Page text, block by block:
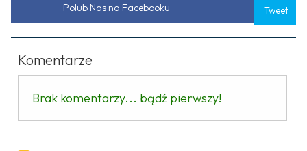
Tweet
Polub Nas na Facebooku
Komentarze
Brak komentarzy... bądź pierwszy!